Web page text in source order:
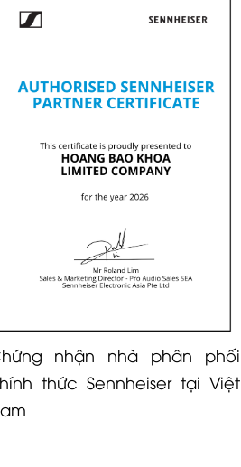
nhận nhà phân phối
thức Sennheiser tại Việt